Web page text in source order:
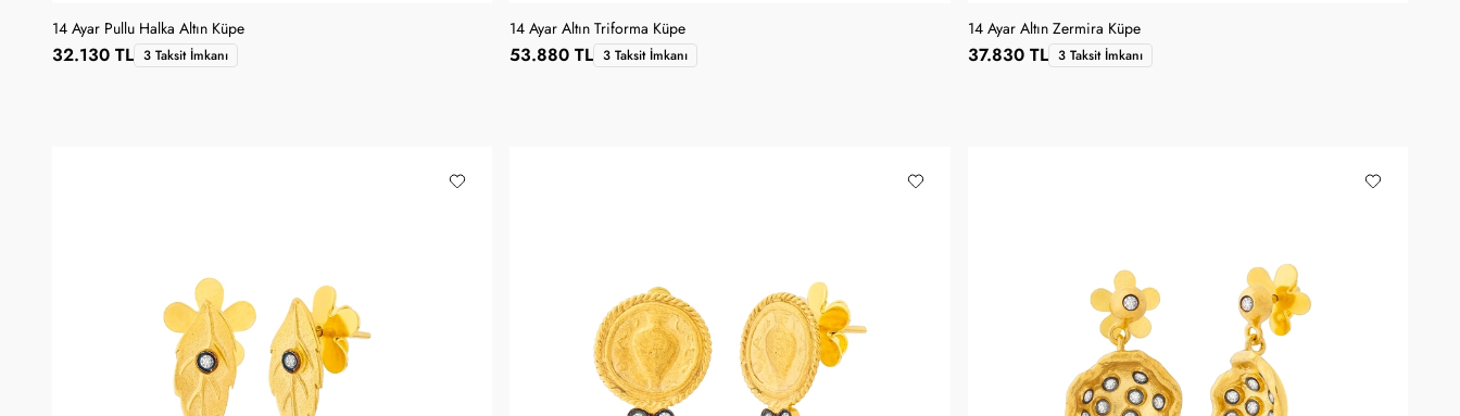
14 Ayar Pullu Halka Altın Küpe
32.130 TL 3 Taksit İmkanı
14 Ayar Altın Triforma Küpe
53.880 TL 3 Taksit İmkanı
14 Ayar Altın Zermira Küpe
37.830 TL 3 Taksit İmkanı